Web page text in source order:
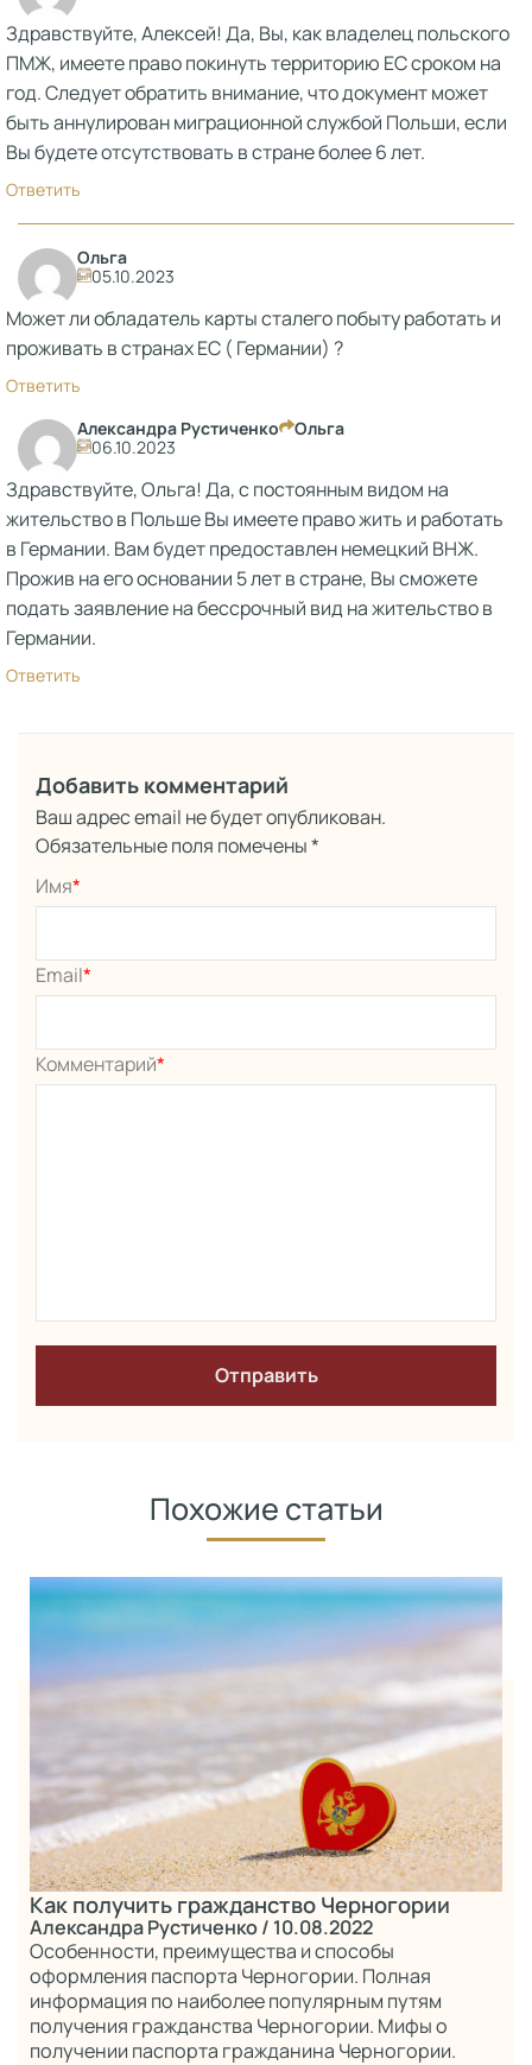
Здравствуйте, Алексей! Да, Вы, как владелец польского
ПМЖ, имеете право покинуть территорию ЕС сроком на
год. Следует обратить внимание, что документ может
быть аннулирован миграционной службой Польши, если
Вы будете отсутствовать в стране более 6 лет.
Ответить
Ольга
05.10.2023
Может ли обладатель карты сталего побыту работать и
проживать в странах ЕС ( Германии) ?
Ответить
Александра Рустиченко
Ольга
06.10.2023
Здравствуйте, Ольга! Да, с постоянным видом на
жительство в Польше Вы имеете право жить и работать
в Германии. Вам будет предоставлен немецкий ВНЖ.
Прожив на его основании 5 лет в стране, Вы сможете
подать заявление на бессрочный вид на жительство в
Германии.
Ответить
Добавить комментарий
Ваш адрес email не будет опубликован.
Обязательные поля помечены*
Имя*
Email*
Комментарий*
Похожие статьи
Как получить гражданство Черногории
Александра Рустиченко/ 10.08.2022
Особенности, преимущества и способы
оформления паспорта Черногории. Полная
информация по наиболее популярным путям
получения гражданства Черногории. Мифы о
получении паспорта гражданина Черногории.